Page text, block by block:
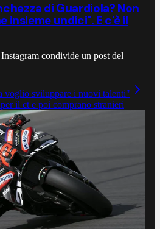
di Guardiola? Non
insieme undici". E c'è il
condivide un post del
voglio sviluppare i nuovi talenti"
il ct e poi comprano stranieri